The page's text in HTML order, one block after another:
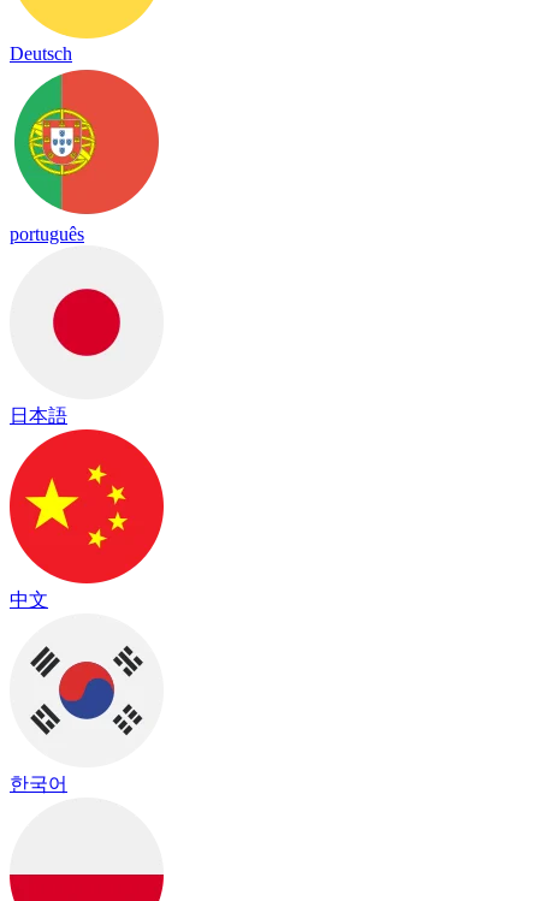
Deutsch
português
日本語
中文
한국어